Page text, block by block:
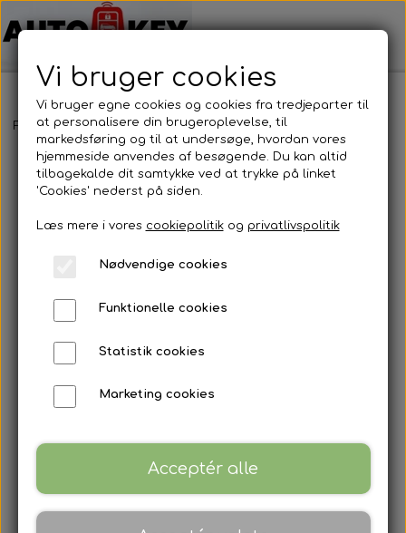
Forside Bilnøgler BMW Nøglehus BMW - Nøglehus
Vi bruger cookies
Vi bruger egne cookies og cookies fra tredjeparter til
at personalisere din brugeroplevelse, til
markedsføring og til at undersøge, hvordan vores
hjemmeside anvendes af besøgende. Du kan altid
tilbagekalde dit samtykke ved at trykke på linket
'Cookies' nederst på siden.
Læs mere i vores cookiepolitikog privatlivspolitik
Nødvendige cookies
Funktionelle cookies
Statistik cookies
Marketing cookies
Acceptér alle